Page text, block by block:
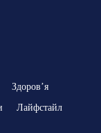
Здоровʼя
Лайфстайл